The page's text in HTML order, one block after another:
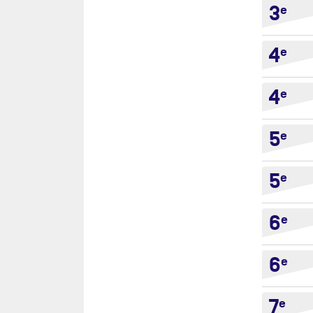
3e
4e
4e
5e
5e
6e
6e
7e